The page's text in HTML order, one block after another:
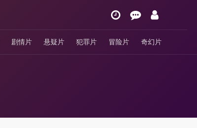
剧情片 悬疑片 犯罪片 冒险片 奇幻片